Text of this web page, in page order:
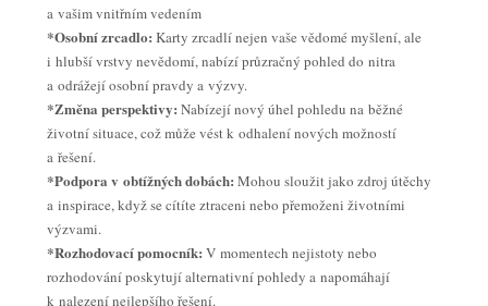
a vašim vnitřním vedením
*Osobní zrcadlo: Karty zrcadlí nejen vaše vědomé myšlení, ale
i hlubší vrstvy nevědomí, nabízí průzračný pohled do nitra
a odrážejí osobní pravdy a výzvy.
*Změna perspektivy: Nabízejí nový úhel pohledu na běžné
životní situace, což může vést k odhalení nových možností
a řešení.
*Podpora v obtížných dobách: Mohou sloužit jako zdroj útěchy
a inspirace, když se cítíte ztraceni nebo přemoženi životními
výzvami.
*Rozhodovací pomocník: V momentech nejistoty nebo
rozhodování poskytují alternativní pohledy a napomáhají
k nalezení nejlepšího řešení.